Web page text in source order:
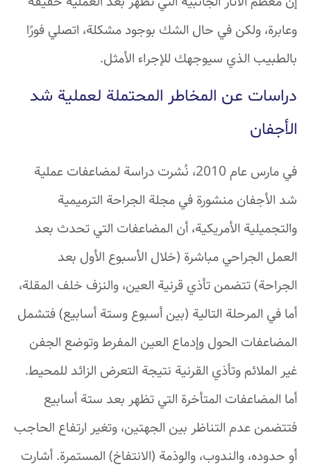
وعابرة، ولكن في حال الشك بوجود مشكلة، اتصلي فورًا
بالطبيب الذي سيوجهك للإجراء الأمثل.
دراسات عن المخاطر المحتملة لعملية شد
الأجفان
في مارس عام 2010، نُشرت دراسة لمضاعفات عملية
شد الأجفان منشورة في مجلة الجراحة الترميمية
والتجميلية الأمريكية، أن المضاعفات التي تحدث بعد
العمل الجراحي مباشرة (خلال الأسبوع الأول بعد
الجراحة) تتضمن تأذي قرنية العين، والنزف خلف المقلة،
أما في المرحلة التالية (بين أسبوع وستة أسابيع) فتشمل
المضاعفات الحول وإدماع العين المفرط وتوضع الجفن
غير الملائم وتأذي القرنية نتيجة التعرض الزائد للمحيط.
أما المضاعفات المتأخرة التي تظهر بعد ستة أسابيع
فتتضمن عدم التناظر بين الجهتين، وتغير ارتفاع الحاجب
أو حدوده، والندوب، والوذمة (الانتفاخ) المستمرة. أشارت